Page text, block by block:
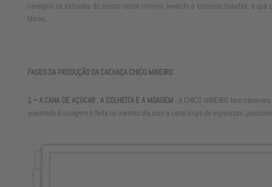
cavalgou as estradas do centro oeste mineiro, levando e trazendo boiadas, e
Minas.
FASES DA PRODUÇÃO DA CACHAÇA CHICO MINEIRO
1 – A CANA DE AÇÚCAR , A COLHEITA E A MOAGEM - A CHICO MINEIRO tem
queimada.A moagem é feita no mesmo dia,com a cana limpa de impurezas,